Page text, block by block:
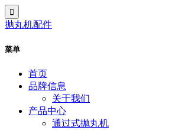
抛丸机配件
菜单
首页
品牌信息
关于我们
产品中心
通过式抛丸机